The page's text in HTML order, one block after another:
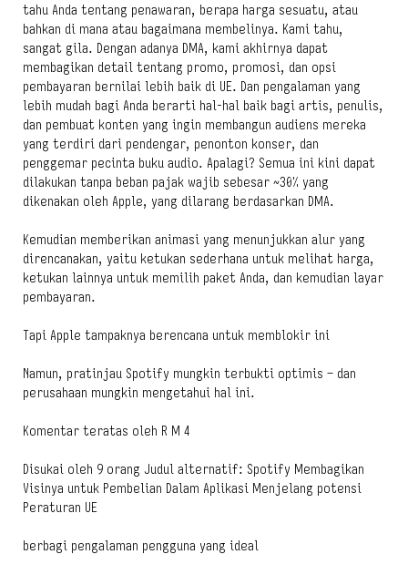
tahu Anda tentang penawaran, berapa harga sesuatu, atau
bahkan di mana atau bagaimana membelinya. Kami tahu,
sangat gila. Dengan adanya DMA, kami akhirnya dapat
membagikan detail tentang promo, promosi, dan opsi
pembayaran bernilai lebih baik di UE. Dan pengalaman yang
lebih mudah bagi Anda berarti hal-hal baik bagi artis, penulis,
dan pembuat konten yang ingin membangun audiens mereka
yang terdiri dari pendengar, penonton konser, dan
penggemar pecinta buku audio. Apalagi? Semua ini kini dapat
dilakukan tanpa beban pajak wajib sebesar ~30% yang
dikenakan oleh Apple, yang dilarang berdasarkan DMA.
Kemudian memberikan animasi yang menunjukkan alur yang
direncanakan, yaitu ketukan sederhana untuk melihat harga,
ketukan lainnya untuk memilih paket Anda, dan kemudian layar
pembayaran.
Tapi Apple tampaknya berencana untuk memblokir ini
Namun, pratinjau Spotify mungkin terbukti optimis – dan
perusahaan mungkin mengetahui hal ini.
Komentar teratas oleh R M 4
Disukai oleh 9 orang Judul alternatif: Spotify Membagikan
Visinya untuk Pembelian Dalam Aplikasi Menjelang potensi
Peraturan UE
berbagi pengalaman pengguna yang ideal